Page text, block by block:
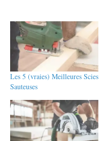
Les 5 (vraies) Meilleures Scies
Sauteuses